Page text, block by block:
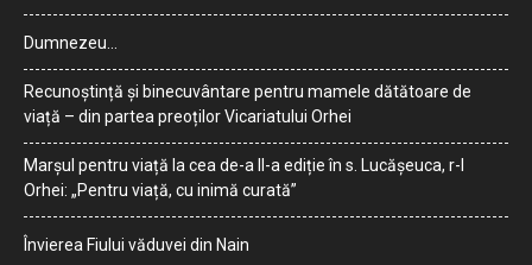
Dumnezeu…
Recunoștință și binecuvântare pentru mamele dătătoare de
viață – din partea preoților Vicariatului Orhei
Marșul pentru viață la cea de-a II-a ediție în s. Lucășeuca, r-l
Orhei: „Pentru viață, cu inimă curată”
Învierea Fiului văduvei din Nain